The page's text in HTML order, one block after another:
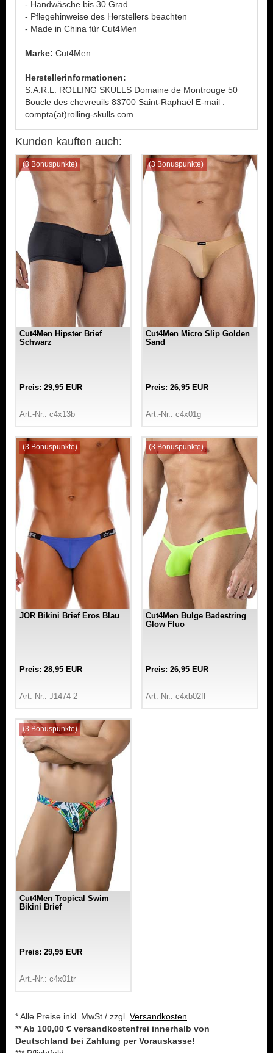
- Handwäsche bis 30 Grad
- Pflegehinweise des Herstellers beachten
- Made in China für Cut4Men
Marke: Cut4Men
Herstellerinformationen:
S.A.R.L. ROLLING SKULLS Domaine de Montrouge 50
Boucle des chevreuils 83700 Saint-Raphaël E-mail :
compta(at)rolling-skulls.com
Kunden kauften auch:
(3 Bonuspunkte)
Cut4Men Hipster Brief
Schwarz
Preis: 29,95 EUR
Art.-Nr.: c4x13b
(3 Bonuspunkte)
Cut4Men Micro Slip Golden
Sand
Preis: 26,95 EUR
Art.-Nr.: c4x01g
(3 Bonuspunkte)
JOR Bikini Brief Eros Blau
Preis: 28,95 EUR
Art.-Nr.: J1474-2
(3 Bonuspunkte)
Cut4Men Bulge Badestring
Glow Fluo
Preis: 26,95 EUR
Art.-Nr.: c4xb02fl
(3 Bonuspunkte)
Cut4Men Tropical Swim
Bikini Brief
Preis: 29,95 EUR
Art.-Nr.: c4x01tr
* Alle Preise inkl. MwSt./ zzgl. Versandkosten
** Ab 100,00 € versandkostenfrei innerhalb von
Deutschland bei Zahlung per Vorauskasse!